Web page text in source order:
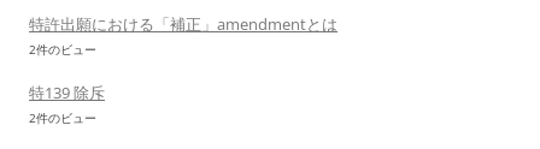
特許出願における「補正」amendmentとは
2件のビュー
特139 除斥
2件のビュー